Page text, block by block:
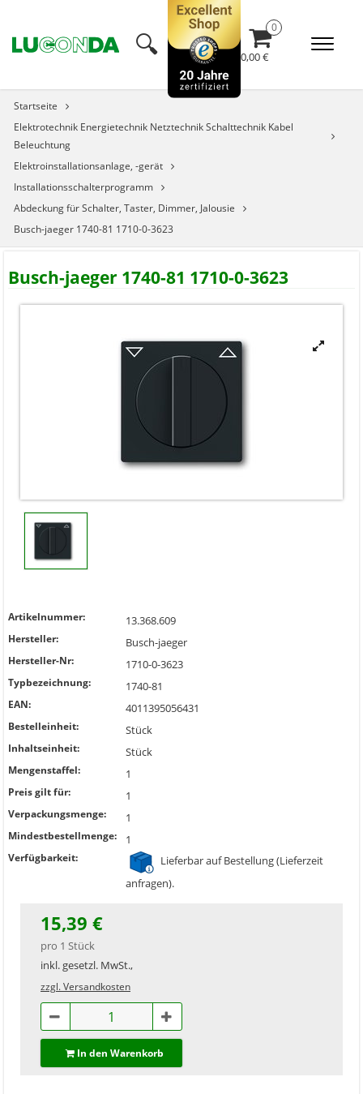
🔍︎ 0,00 €
Startseite
Elektrotechnik Energietechnik Netztechnik Schalttechnik Kabel
Beleuchtung
Elektroinstallationsanlage, -gerät
Installationsschalterprogramm
Abdeckung für Schalter, Taster, Dimmer, Jalousie
Busch-jaeger 1740-81 1710-0-3623
Busch-jaeger 1740-81 1710-0-3623

Artikelnummer: 13.368.609
Hersteller: Busch-jaeger
Hersteller-Nr: 1710-0-3623
Typbezeichnung: 1740-81
EAN: 4011395056431
Bestelleinheit: Stück
Inhaltseinheit: Stück
Mengenstaffel: 1
Preis gilt für: 1
Verpackungsmenge: 1
Mindestbestellmenge: 1
Verfügbarkeit:
Lieferbar auf Bestellung (Lieferzeit
anfragen).
15,39 €
pro 1 Stück
inkl. gesetzl. MwSt.,
zzgl. Versandkosten
In den Warenkorb